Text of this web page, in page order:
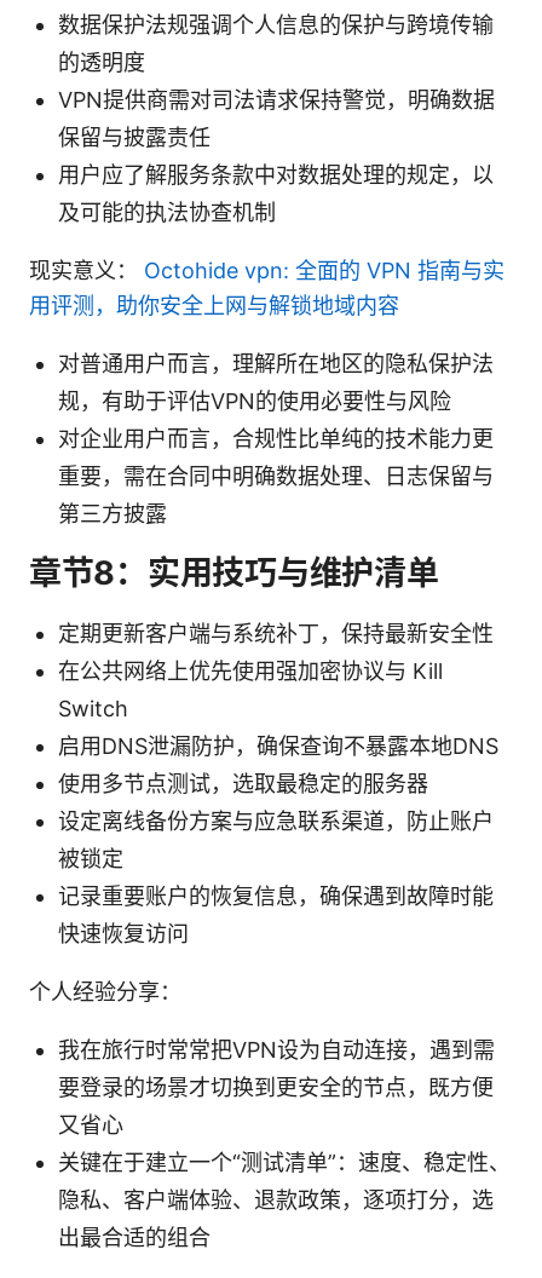
数据保护法规强调个人信息的保护与跨境传输
的透明度
VPN提供商需对司法请求保持警觉，明确数据
保留与披露责任
用户应了解服务条款中对数据处理的规定，以
及可能的执法协查机制
现实意义： Octohide vpn: 全面的 VPN 指南与实
用评测，助你安全上网与解锁地域内容
对普通用户而言，理解所在地区的隐私保护法
规，有助于评估VPN的使用必要性与风险
对企业用户而言，合规性比单纯的技术能力更
重要，需在合同中明确数据处理、日志保留与
第三方披露
章节8：实用技巧与维护清单
定期更新客户端与系统补丁，保持最新安全性
在公共网络上优先使用强加密协议与 Kill
Switch
启用DNS泄漏防护，确保查询不暴露本地DNS
使用多节点测试，选取最稳定的服务器
设定离线备份方案与应急联系渠道，防止账户
被锁定
记录重要账户的恢复信息，确保遇到故障时能
快速恢复访问
个人经验分享：
我在旅行时常常把VPN设为自动连接，遇到需
要登录的场景才切换到更安全的节点，既方便
又省心
关键在于建立一个“测试清单”：速度、稳定性、
隐私、客户端体验、退款政策，逐项打分，选
出最合适的组合